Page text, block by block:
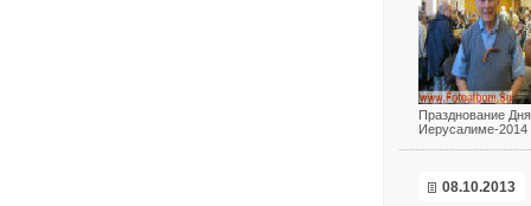
Празднование
Иерусалиме-2014
08.10.2013